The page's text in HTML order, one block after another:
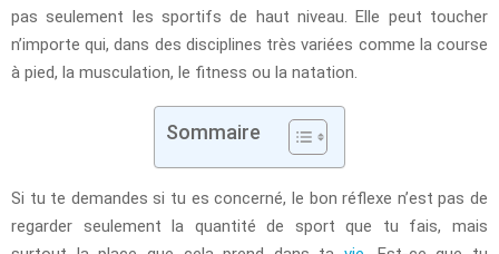
pas seulement les sportifs de haut niveau. Elle peut toucher
n’importe qui, dans des disciplines très variées comme la course
à pied, la musculation, le fitness ou la natation.
Sommaire
Si tu te demandes si tu es concerné, le bon réflexe n’est pas de
regarder seulement la quantité de sport que tu fais, mais